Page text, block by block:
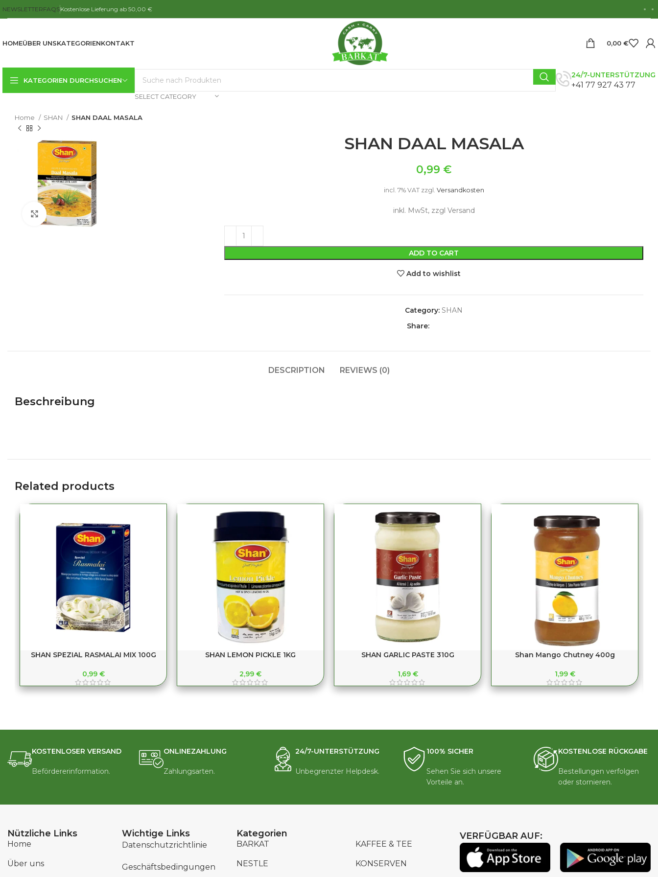
NEWSLETTERFAQSKostenlose Lieferung ab 50,00 €
HOMEÜBER UNSKATEGORIENKONTAKT 0,00 €
KATEGORIEN DURCHSUCHEN
SELECT CATEGORY
24/7-UNTERSTÜTZUNG
+41 77 927 43 77
Home SHAN SHAN DAAL MASALA
Click to enlarge
SHAN DAAL MASALA
0,99 €
incl. 7% VAT zzgl. Versandkosten
inkl. MwSt, zzgl Versand
ADD TO CART
Add to wishlist
Category: SHAN
Share:
DESCRIPTION REVIEWS (0)
Beschreibung
Related products
SHAN SPEZIAL RASMALAI MIX 100G
0,99 €
SHAN LEMON PICKLE 1KG
2,99 €
SHAN GARLIC PASTE 310G
1,69 €
Shan Mango Chutney 400g
1,99 €
KOSTENLOSER VERSAND
Befördererinformation.
ONLINEZAHLUNG
Zahlungsarten.
24/7-UNTERSTÜTZUNG
Unbegrenzter Helpdesk.
100% SICHER
Sehen Sie sich unsere
Vorteile an.
KOSTENLOSE RÜCKGABE
Bestellungen verfolgen
oder stornieren.
Nützliche Links
Home
Über uns
Wichtige Links
Datenschutzrichtlinie
Geschäftsbedingungen
Kategorien
BARKAT
NESTLE
KAFFEE & TEE
KONSERVEN
VERFÜGBAR AUF: